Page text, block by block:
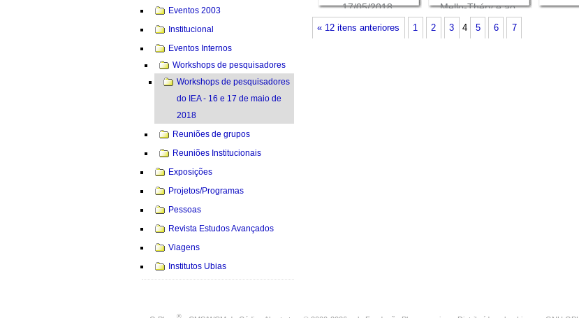
17/05/2018
Mello-Théry e ao
fundo, Diogo
Rosenthal Coutinho
« 12 itens anteriores 1 2 3 4 5 6 7
Eventos 2003
Institucional
Eventos Internos
Workshops de pesquisadores
Workshops de pesquisadores
do IEA - 16 e 17 de maio de
2018
Reuniões de grupos
Reuniões Institucionais
Exposições
Projetos/Programas
Pessoas
Revista Estudos Avançados
Viagens
Institutos Ubias